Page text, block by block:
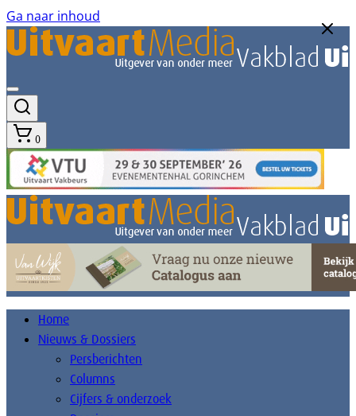
Ga naar inhoud
0
Home
Nieuws & Dossiers
Persberichten
Columns
Cijfers & onderzoek